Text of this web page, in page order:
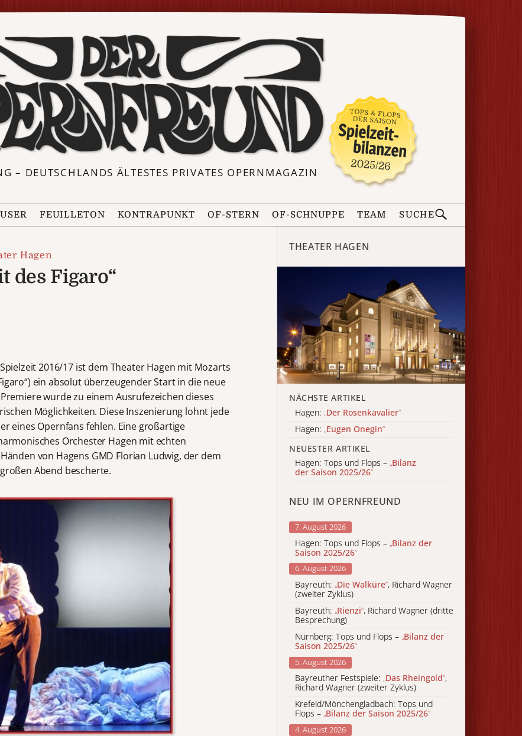
– DEUTSCHLANDS ÄLTESTES PRIVATES OPERNMAGAZIN
FEUILLETON KONTRAPUNKT OF-STERN OF-SCHNUPPE TEAM SUCHE
Hagen
des Figaro“
2016/17 ist dem Theater Hagen mit Mozarts
Figaro“) ein absolut überzeugender Start in die neue
wurde zu einem Ausrufezeichen dieses
Möglichkeiten. Diese Inszenierung lohnt jede
eines Opernfans fehlen. Eine großartige
Orchester Hagen mit echten
von Hagens GMD Florian Ludwig, der dem
Abend bescherte.
THEATER HAGEN
NÄCHSTE ARTIKEL
Hagen: „Der Rosenkavalier“
Hagen: „Eugen Onegin“
NEUESTER ARTIKEL
Hagen: Tops und Flops – „Bilanz
der Saison 2025/26“
NEU IM OPERNFREUND
7. August 2026
Hagen: Tops und Flops – „Bilanz der
Saison 2025/26“
6. August 2026
Bayreuth: „Die Walküre“, Richard Wagner
(zweiter Zyklus)
Bayreuth: „Rienzi“, Richard Wagner (dritte
Besprechung)
Nürnberg: Tops und Flops – „Bilanz der
Saison 2025/26“
5. August 2026
Bayreuther Festspiele: „Das Rheingold“,
Richard Wagner (zweiter Zyklus)
Krefeld/Mönchengladbach: Tops und
Flops – „Bilanz der Saison 2025/26“
4. August 2026